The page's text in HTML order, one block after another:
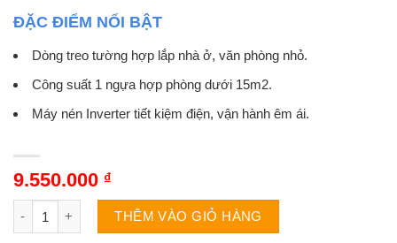
ĐẶC ĐIỂM NỔI BẬT
Dòng treo tường hợp lắp nhà ở, văn phòng nhỏ.
Công suất 1 ngựa hợp phòng dưới 15m2.
Máy nén Inverter tiết kiệm điện, vận hành êm ái.
9.550.000 ₫
Điều hòa LG V10APFP | 9000BTU 1 chiều inverter số lượng
THÊM VÀO GIỎ HÀNG